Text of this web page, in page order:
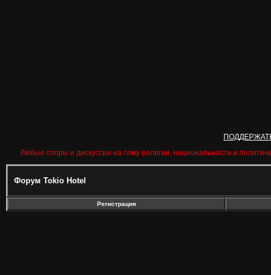
Любые споры и дискуссии на тему религии, национальности и
Форум Tokio Hotel
Регистрация